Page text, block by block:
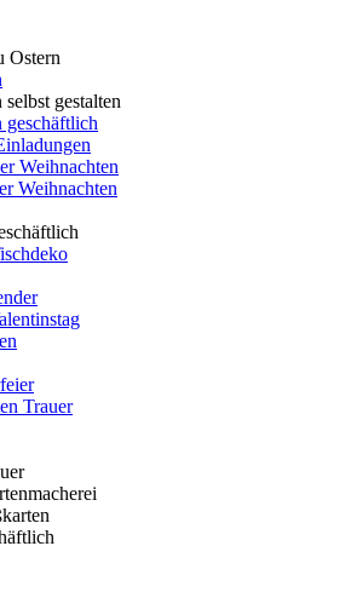
Ostern
gestalten
geschäftlich
Weihnachten
Weihnachten
Trauer